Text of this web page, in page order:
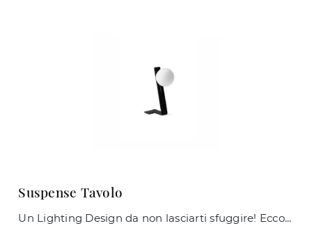
Suspense Tavolo
Un Lighting Design da non lasciarti sfuggire! Eccoti la lampada da tavolo design Suspense Tavolo di Midj.